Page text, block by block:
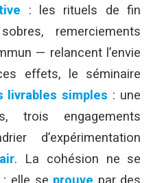
: les rituels de fin
remerciements
— relancent l’envie
effets, le séminaire
livrables simples : une
trois engagements
d’expérimentation
. La cohésion ne se